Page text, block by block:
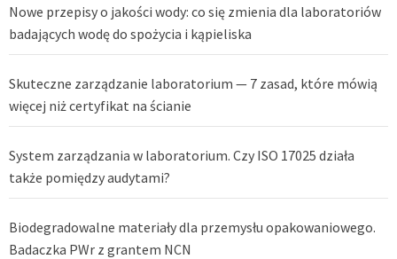
Nowe przepisy o jakości wody: co się zmienia dla laboratoriów
badających wodę do spożycia i kąpieliska
Skuteczne zarządzanie laboratorium — 7 zasad, które mówią
więcej niż certyfikat na ścianie
System zarządzania w laboratorium. Czy ISO 17025 działa
także pomiędzy audytami?
Biodegradowalne materiały dla przemysłu opakowaniowego.
Badaczka PWr z grantem NCN